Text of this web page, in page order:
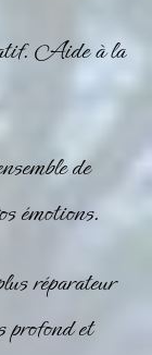
Aide à la
de
émotions.
réparateur
profond et